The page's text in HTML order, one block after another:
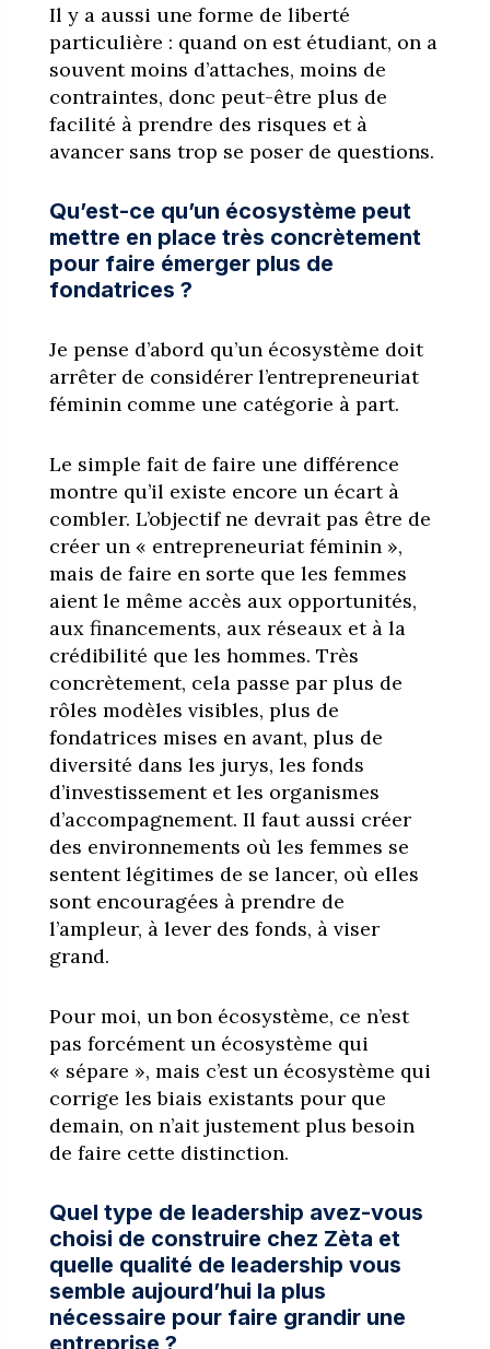
Il y a aussi une forme de liberté
particulière : quand on est étudiant, on a
souvent moins d’attaches, moins de
contraintes, donc peut-être plus de
facilité à prendre des risques et à
avancer sans trop se poser de questions.
Qu’est-ce qu’un écosystème peut
mettre en place très concrètement
pour faire émerger plus de
fondatrices ?
Je pense d’abord qu’un écosystème doit
arrêter de considérer l’entrepreneuriat
féminin comme une catégorie à part.
Le simple fait de faire une différence
montre qu’il existe encore un écart à
combler. L’objectif ne devrait pas être de
créer un « entrepreneuriat féminin »,
mais de faire en sorte que les femmes
aient le même accès aux opportunités,
aux financements, aux réseaux et à la
crédibilité que les hommes. Très
concrètement, cela passe par plus de
rôles modèles visibles, plus de
fondatrices mises en avant, plus de
diversité dans les jurys, les fonds
d’investissement et les organismes
d’accompagnement. Il faut aussi créer
des environnements où les femmes se
sentent légitimes de se lancer, où elles
sont encouragées à prendre de
l’ampleur, à lever des fonds, à viser
grand.
Pour moi, un bon écosystème, ce n’est
pas forcément un écosystème qui
« sépare », mais c’est un écosystème qui
corrige les biais existants pour que
demain, on n’ait justement plus besoin
de faire cette distinction.
Quel type de leadership avez-vous
choisi de construire chez Zèta et
quelle qualité de leadership vous
semble aujourd’hui la plus
nécessaire pour faire grandir une
entreprise ?